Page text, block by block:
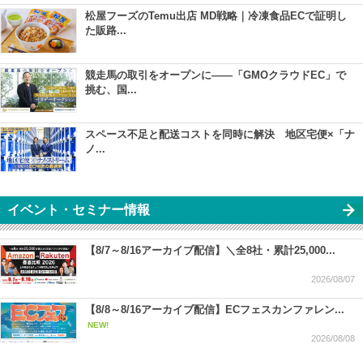
松屋フーズのTemu出店 MD戦略｜冷凍食品ECで証明し
た販路...
競走馬の取引をオープンに――「GMOクラウドEC」で
挑む、国...
スペース不足と配送コストを同時に解決 地区宅便×「ナ
ノ...
イベント・セミナー情報
【8/7～8/16アーカイブ配信】＼全8社・累計25,000...
2026/08/07
【8/8～8/16アーカイブ配信】ECフェスカンファレン...
NEW!
2026/08/08